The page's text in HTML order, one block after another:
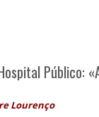
Público:
Lourenço